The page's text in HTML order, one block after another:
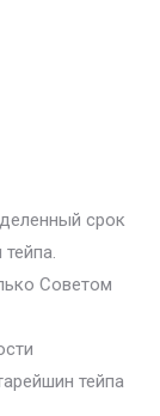
срок
Советом
тейпа